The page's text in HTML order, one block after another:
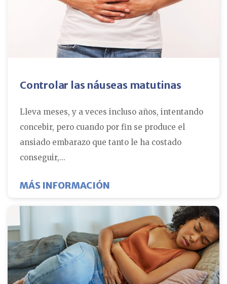
Controlar las náuseas matutinas
Lleva meses, y a veces incluso años, intentando
concebir, pero cuando por fin se produce el
ansiado embarazo que tanto le ha costado
conseguir,...
MÁS INFORMACIÓN